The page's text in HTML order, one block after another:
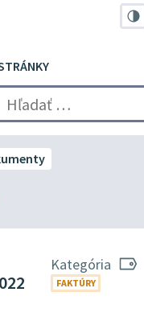
Kategória
FAKTÚRY